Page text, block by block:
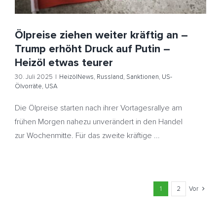
Ölpreise ziehen weiter kräftig an –
Trump erhöht Druck auf Putin –
Heizöl etwas teurer
30. Juli 2025 | HeizölNews, Russland, Sanktionen, US-
Ölvorräte, USA
Die Ölpreise starten nach ihrer Vortagesrallye am
frühen Morgen nahezu unverändert in den Handel
zur Wochenmitte. Für das zweite kräftige ...
1 2 Vor